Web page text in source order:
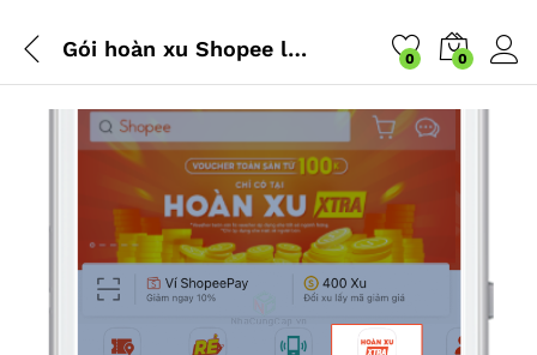
Gói hoàn xu Shopee là gì? Lấy mã hoàn xu Shopee ở đâu và sử dụng thế nào? 0 0